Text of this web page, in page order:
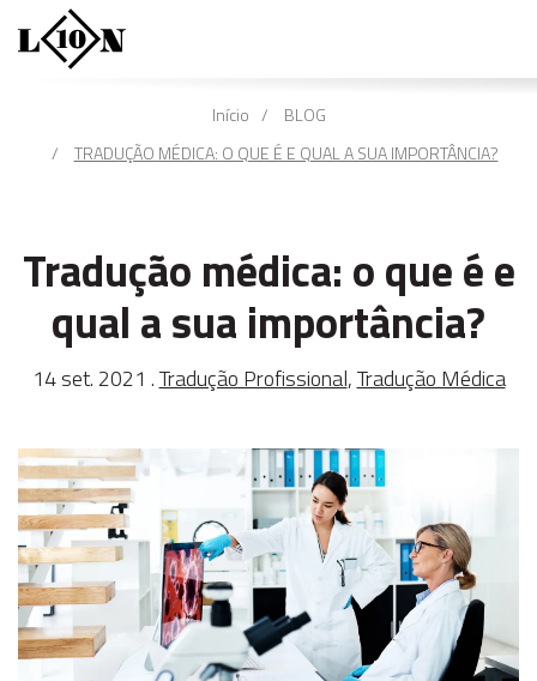
Início
BLOG
TRADUÇÃO MÉDICA: O QUE É E QUAL A SUA IMPORTÂNCIA?
Tradução médica: o que é e
qual a sua importância?
14 set. 2021 .Tradução Profissional,Tradução Médica